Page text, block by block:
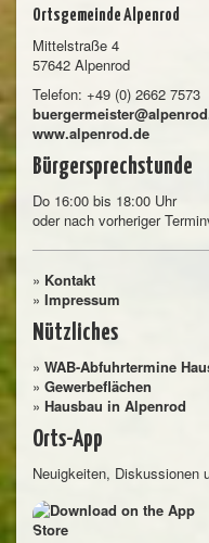
Ortsgemeinde Alpenrod
Mittelstraße 4
57642 Alpenrod
Telefon: +49 (0) 2662 7573
www.alpenrod.de
Bürgersprechstunde
Do 16:00 bis 18:00 Uhr
oder nach vorheriger
» Kontakt
» Impressum
Nützliches
» WAB-Abfuhrtermine
» Gewerbeflächen
» Hausbau in Alpenrod
Orts-App
Neuigkeiten, Diskussionen